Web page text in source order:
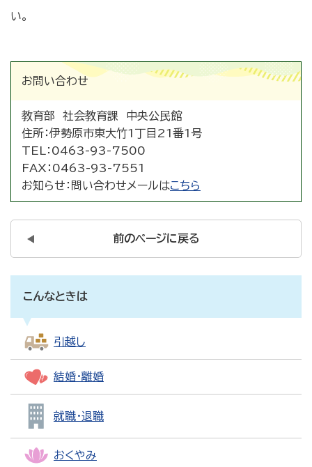
い。
お問い合わせ
教育部 社会教育課 中央公民館
住所：伊勢原市東大竹1丁目21番1号
TEL： 0463-93-7500
FAX： 0463-93-7551
お知らせ： 問い合わせメールはこちら
前のページに戻る
こんなときは
引越し
結婚・離婚
就職・退職
おくやみ